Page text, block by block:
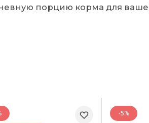
порцию корма для
-5%